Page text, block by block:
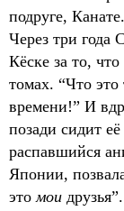
подруге,
Через три года
Кёске за то,
томах. “Что это
времени!” И
позади сидит
распавшийся
Японии,
этомои друзья”.